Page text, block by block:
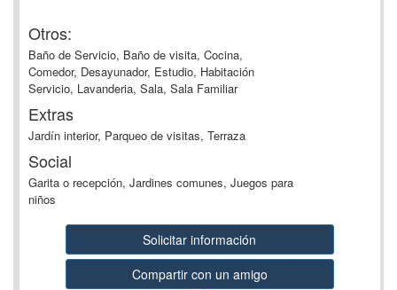
Otros:
Baño de Servicio, Baño de visita, Cocina,
Comedor, Desayunador, Estudio, Habitación
Servicio, Lavanderia, Sala, Sala Familiar
Extras
Jardín interior, Parqueo de visitas, Terraza
Social
Garita o recepción, Jardines comunes, Juegos para
niños
Solicitar información
Compartir con un amigo